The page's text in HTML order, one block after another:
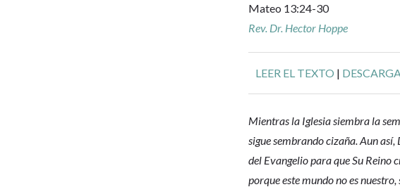
Mateo 13:24-30
Rev. Dr. Hector Hoppe
LEER EL TEXTO |
Mientras la Iglesia siembra la
sigue sembrando cizaña. Aun
del Evangelio para que Su Reino
porque este mundo no es